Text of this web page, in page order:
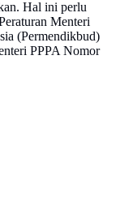
Hal ini perlu
Menteri
(Permendikbud)
PPPA Nomor